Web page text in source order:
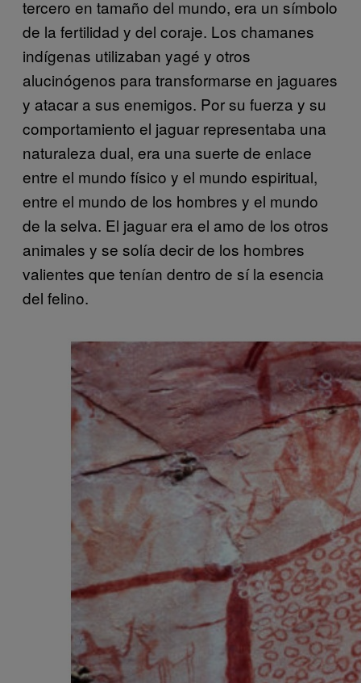
tercero en tamaño del mundo, era un símbolo
de la fertilidad y del coraje. Los chamanes
indígenas utilizaban yagé y otros
alucinógenos para transformarse en jaguares
y atacar a sus enemigos. Por su fuerza y su
comportamiento el jaguar representaba una
naturaleza dual, era una suerte de enlace
entre el mundo físico y el mundo espiritual,
entre el mundo de los hombres y el mundo
de la selva. El jaguar era el amo de los otros
animales y se solía decir de los hombres
valientes que tenían dentro de sí la esencia
del felino.